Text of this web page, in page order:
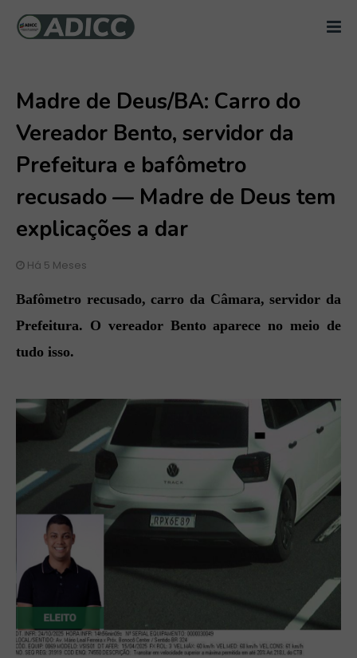
Madre de Deus/BA: Carro do
Vereador Bento, servidor da
Prefeitura e bafômetro
recusado — Madre de Deus tem
explicações a dar
Há 5 Meses
Bafômetro recusado, carro da Câmara, servidor da
Prefeitura. O vereador Bento aparece no meio de
tudo isso.